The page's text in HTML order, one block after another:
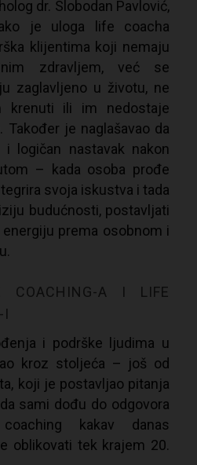
dr. Slobodan Pavlović,
je uloga life coacha
klijentima koji nemaju
zdravljem, već se
zaglavljeno u životu, ne
krenuti ili im nedostaje
Također je naglašavao da
logičan nastavak nakon
– kada osoba prođe
svoja iskustva i tada
budućnosti, postavljati
prema osobnom i
COACHING-A I LIFE
I
i podrške ljudima u
kroz stoljeća – još od
koji je postavljao pitanja
sami dođu do odgovora
kakav danas
oblikovati tek krajem 20.